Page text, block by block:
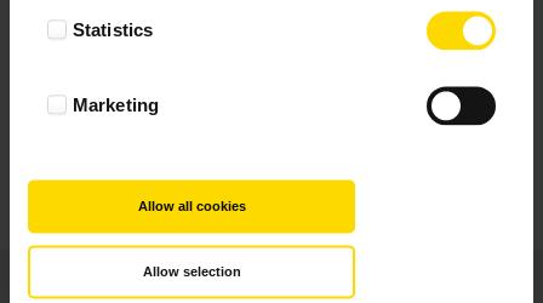
Statistics
Marketing
Allow all cookies
Allow selection
Najbardziej pomocne oceny, które doradzą Ci